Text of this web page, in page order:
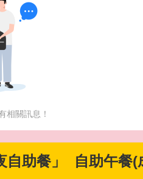
相關訊息！
自助餐」 自助午餐(